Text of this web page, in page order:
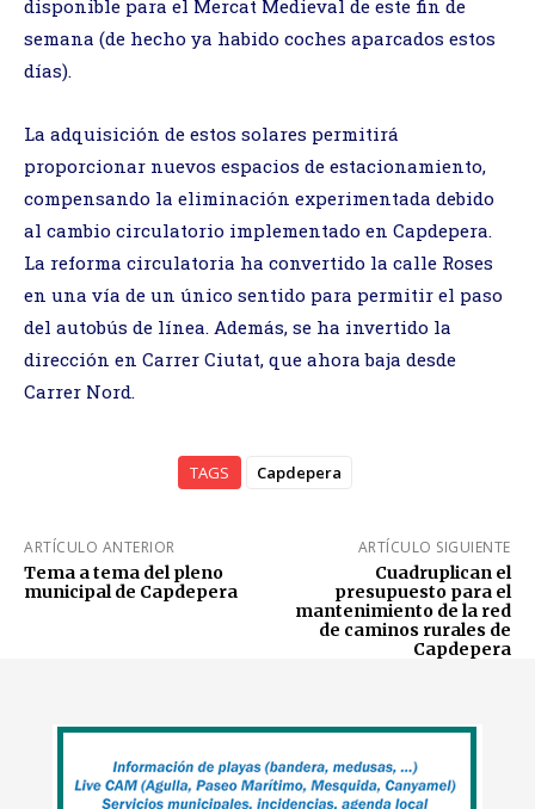
disponible para el Mercat Medieval de este fin de
semana (de hecho ya habido coches aparcados estos
días).
La adquisición de estos solares permitirá
proporcionar nuevos espacios de estacionamiento,
compensando la eliminación experimentada debido
al cambio circulatorio implementado en Capdepera.
La reforma circulatoria ha convertido la calle Roses
en una vía de un único sentido para permitir el paso
del autobús de línea. Además, se ha invertido la
dirección en Carrer Ciutat, que ahora baja desde
Carrer Nord.
TAGS Capdepera
ARTÍCULO ANTERIOR
Tema a tema del pleno
municipal de Capdepera
ARTÍCULO SIGUIENTE
Cuadruplican el
presupuesto para el
mantenimiento de la red
de caminos rurales de
Capdepera